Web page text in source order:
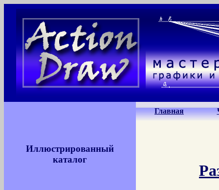
Главная
Иллюстрированный
каталог